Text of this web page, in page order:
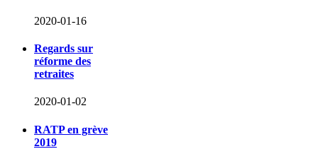
2020-01-16
Regards sur
réforme des
retraites
2020-01-02
RATP en grève
2019